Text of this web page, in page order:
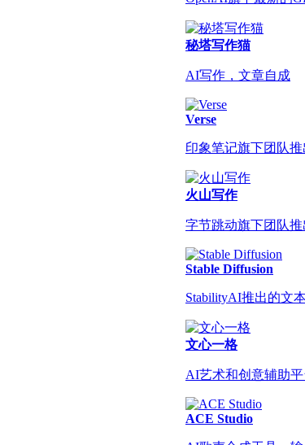
秘塔写作猫
AI写作，文章自成
Verse
印象笔记旗下团队
火山写作
字节跳动旗下团队
Stable Diffusion
StabilityAI推出的文
文心一格
AI艺术和创意辅助平
ACE Studio